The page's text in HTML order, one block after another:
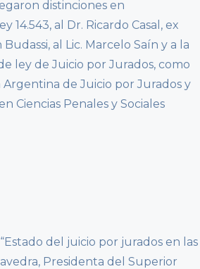
distinciones en
al Dr. Ricardo Casal, ex
al Lic. Marcelo Saín y a la
ley de Juicio por Jurados, como
de Juicio por Jurados y
Ciencias Penales y Sociales
del juicio por jurados en las
Presidenta del Superior